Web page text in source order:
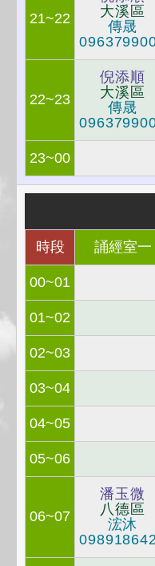
21~22
大溪區
傳晟
22~23
倪添順
大溪區
傳晟
23~00
時段 誦經室一
00~01
01~02
02~03
03~04
04~05
05~06
06~07
潘玉微
八德區
浤沐